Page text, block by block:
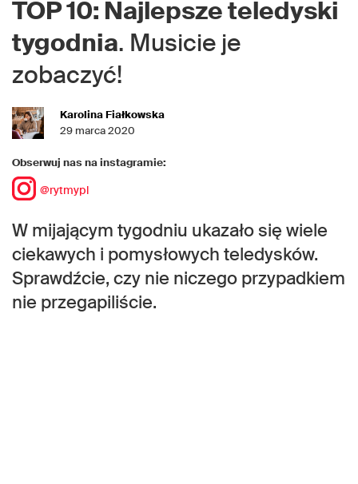
TOP 10: Najlepsze teledyski
tygodnia. Musicie je
zobaczyć!
Karolina Fiałkowska
29 marca 2020
Obserwuj nas na instagramie:
@rytmypl
W mijającym tygodniu ukazało się wiele
ciekawych i pomysłowych teledysków.
Sprawdźcie, czy nie niczego przypadkiem
nie przegapiliście.